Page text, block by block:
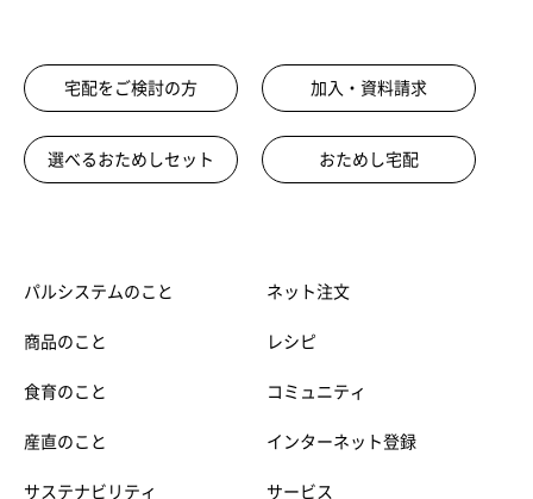
宅配をご検討の方 加入・資料請求
選べるおためしセット おためし宅配
パルシステムのこと
商品のこと
食育のこと
産直のこと
サステナビリティ
ネット注文
レシピ
コミュニティ
インターネット登録
サービス